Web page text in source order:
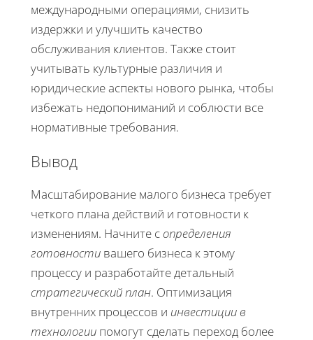
международными операциями, снизить
издержки и улучшить качество
обслуживания клиентов. Также стоит
учитывать культурные различия и
юридические аспекты нового рынка, чтобы
избежать недопониманий и соблюсти все
нормативные требования.
Вывод
Масштабирование малого бизнеса требует
четкого плана действий и готовности к
изменениям. Начните сопределения
готовности вашего бизнеса к этому
процессу и разработайте детальный
стратегический план. Оптимизация
внутренних процессов и инвестиции в
технологии помогут сделать переход более